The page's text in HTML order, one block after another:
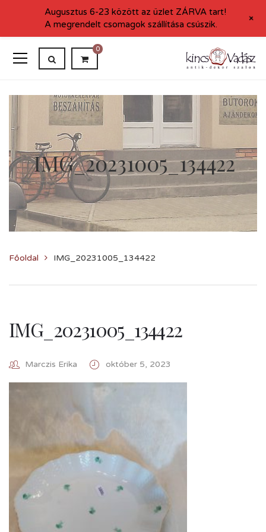
0
IMG_20231005_134422
Főoldal IMG_20231005_134422
IMG_20231005_134422
Marczis Erika október 5, 2023
Augusztus 6-23 között az üzlet ZÁRVA tart!
A megrendelt csomagok szállítása csúszik.
+